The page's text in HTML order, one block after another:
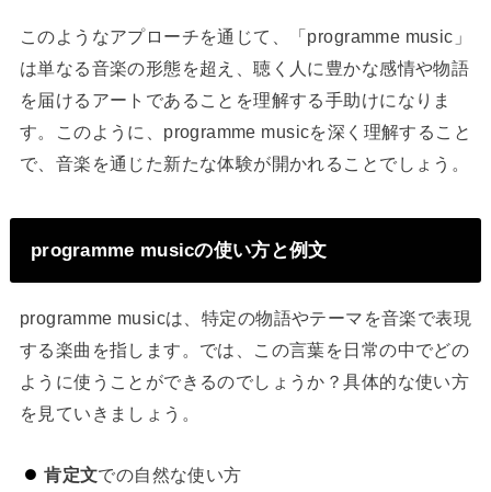
このようなアプローチを通じて、「programme music」
は単なる音楽の形態を超え、聴く人に豊かな感情や物語
を届けるアートであることを理解する手助けになりま
す。このように、programme musicを深く理解すること
で、音楽を通じた新たな体験が開かれることでしょう。
programme musicの使い方と例文
programme musicは、特定の物語やテーマを音楽で表現
する楽曲を指します。では、この言葉を日常の中でどの
ように使うことができるのでしょうか？具体的な使い方
を見ていきましょう。
肯定文での自然な使い方